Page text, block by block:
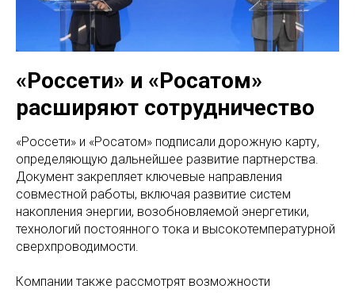
«Россети» и «Росатом»
расширяют сотрудничество
«Россети» и «Росатом» подписали дорожную карту,
определяющую дальнейшее развитие партнерства.
Документ закрепляет ключевые направления
совместной работы, включая развитие систем
накопления энергии, возобновляемой энергетики,
технологий постоянного тока и высокотемпературной
cверхпроводимости.
Компании также рассмотрят возможности